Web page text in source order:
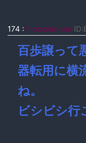
174 : moccosnoon
百歩譲って
器転用に横
ね。
ビシビシ行